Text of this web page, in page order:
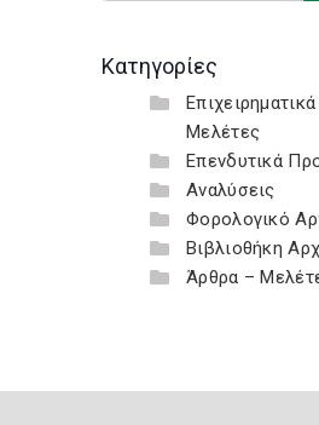
Κατηγορίες
Μελέτες
Επενδυτικά
Αναλύσεις
Φορολογικό
Βιβλιοθήκη
Άρθρα –